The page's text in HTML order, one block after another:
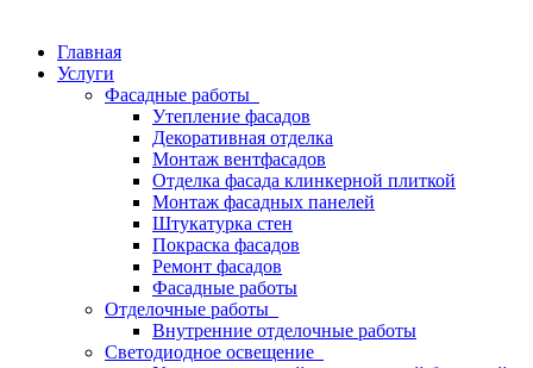
Главная
Услуги
Фасадные работы
Утепление фасадов
Декоративная отделка
Монтаж вентфасадов
Отделка фасада клинкерной плиткой
Монтаж фасадных панелей
Штукатурка стен
Покраска фасадов
Ремонт фасадов
Фасадные работы
Отделочные работы
Внутренние отделочные работы
Светодиодное освещение